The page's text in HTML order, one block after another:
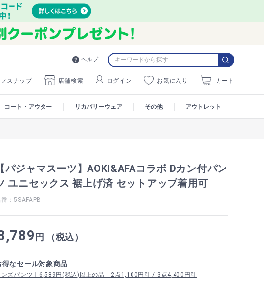
ヘルプ
スナップ 店舗検索 ログイン お気に入り カート
コート・アウター リカバリーウェア その他 アウトレット
【パジャマスーツ】AOKI&AFAコラボ Dカン付パン
ユニセックス 裾上げ済 セットアップ着用可
番：5SAFAPB
円 （税込）
得なセール対象商品
ンズパンツ｜6,589円(税込)以上の品 2点1,100円引 / 3点4,400円引